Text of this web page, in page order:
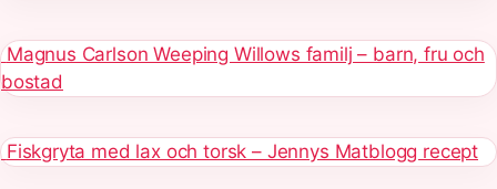
Magnus Carlson Weeping Willows familj – barn, fru och
bostad
Fiskgryta med lax och torsk – Jennys Matblogg recept